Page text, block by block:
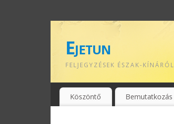
Ejetun
FELJEGYZÉSEK ÉSZAK-KÍNÁRÓL
Köszöntő Bemutatkozás